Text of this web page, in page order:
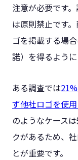
注意が必要です
は原則禁止です
ゴを掲載する場
諾）を得るように
ある調査では
ず他社ロゴを使
のようなケース
クがあるため、
とが重要です。